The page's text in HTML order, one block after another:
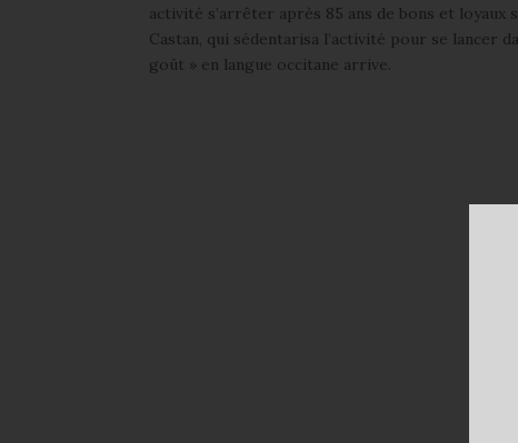
activité s’arrêter après 85 ans de bons et loyaux
Castan, qui sédentarisa l’activité pour se lancer
goût » en langue occitane arrive.